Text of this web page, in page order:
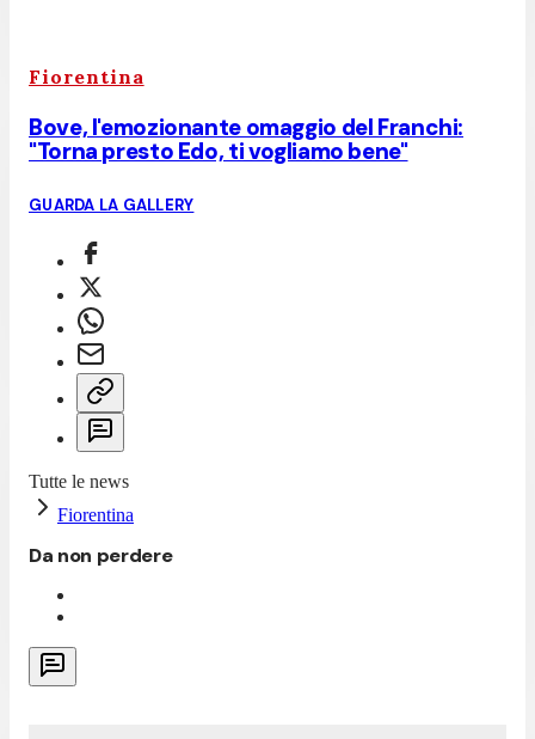
Fiorentina
Bove, l'emozionante omaggio del Franchi:
"Torna presto Edo, ti vogliamo bene"
GUARDA LA GALLERY
Tutte le news
Fiorentina
Da non perdere